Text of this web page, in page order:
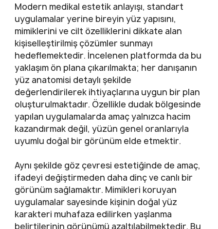
Modern medikal estetik anlayışı, standart
uygulamalar yerine bireyin yüz yapısını,
mimiklerini ve cilt özelliklerini dikkate alan
kişiselleştirilmiş çözümler sunmayı
hedeflemektedir. İncelenen platformda da bu
yaklaşım ön plana çıkarılmakta; her danışanın
yüz anatomisi detaylı şekilde
değerlendirilerek ihtiyaçlarına uygun bir plan
oluşturulmaktadır. Özellikle dudak bölgesinde
yapılan uygulamalarda amaç yalnızca hacim
kazandırmak değil, yüzün genel oranlarıyla
uyumlu doğal bir görünüm elde etmektir.
Aynı şekilde göz çevresi estetiğinde de amaç,
ifadeyi değiştirmeden daha dinç ve canlı bir
görünüm sağlamaktır. Mimikleri koruyan
uygulamalar sayesinde kişinin doğal yüz
karakteri muhafaza edilirken yaşlanma
belirtilerinin görünümü azaltılabilmektedir. Bu